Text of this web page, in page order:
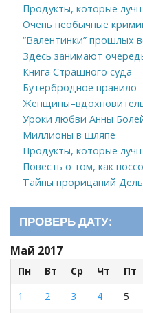
Продукты, которые
Очень необычные
“Валентинки” прошлых
Здесь занимают
Книга Страшного суда
Бутербродное правило
Уроки любви Анны
Миллионы в шляпе
Продукты, которые
Повесть о том, как
Тайны прорицаний
ПРОВЕРЬ ДАТУ:
Май 2017
Пн Вт Ср Чт Пт
1
2 3 4 5